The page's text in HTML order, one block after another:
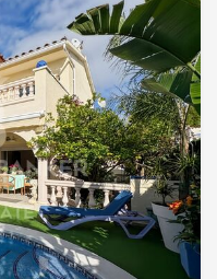
mit
zu einer großen,
Die Villa verfügt
Bootsliegeplatz,
Parkplätze auf
mit Potenzial